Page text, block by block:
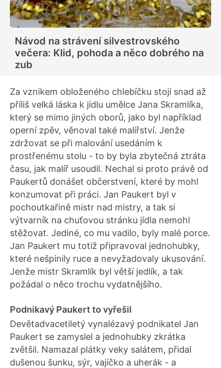
Návod na strávení silvestrovského
večera: Klid, pohoda a něco dobrého na
zub
Za vznikem obloženého chlebíčku stojí snad až
příliš velká láska k jídlu umělce Jana Skramlíka,
který se mimo jiných oborů, jako byl například
operní zpěv, věnoval také malířství. Jenže
zdržovat se při malování usedáním k
prostřenému stolu - to by byla zbytečná ztráta
času, jak malíř usoudil. Nechal si proto právě od
Paukertů donášet občerstvení, které by mohl
konzumovat při práci. Jan Paukert byl v
pochoutkařině mistr nad mistry, a tak si
výtvarník na chuťovou stránku jídla nemohl
stěžovat. Jediné, co mu vadilo, byly malé porce.
Jan Paukert mu totiž připravoval jednohubky,
které nešpinily ruce a nevyžadovaly ukusování.
Jenže mistr Skramlík byl větší jedlík, a tak
požádal o něco trochu vydatnějšího.
Podnikavý Paukert to vyřešil
Devětadvacetiletý vynalézavý podnikatel Jan
Paukert se zamyslel a jednohubky zkrátka
zvětšil. Namazal plátky veky salátem, přidal
dušenou šunku, sýr, vajíčko a uherák - a